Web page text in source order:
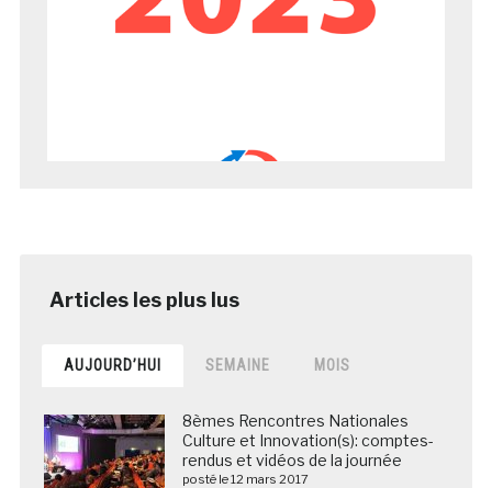
AUJOURD’HUI SEMAINE MOIS
8èmes Rencontres Nationales
Culture et Innovation(s): comptes-
rendus et vidéos de la journée
posté le 12 mars 2017